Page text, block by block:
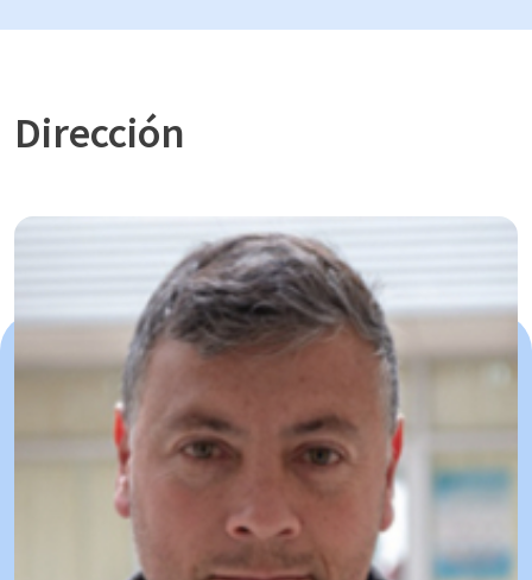
Dirección